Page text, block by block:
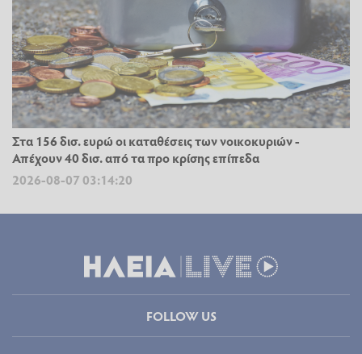
Στα 156 δισ. ευρώ οι καταθέσεις των νοικοκυριών -
Απέχουν 40 δισ. από τα προ κρίσης επίπεδα
2026-08-07 03:14:20
FOLLOW US